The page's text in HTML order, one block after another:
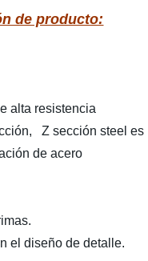
de producto:
alta resistencia
Z sección steel es
de acero
el diseño de detalle.